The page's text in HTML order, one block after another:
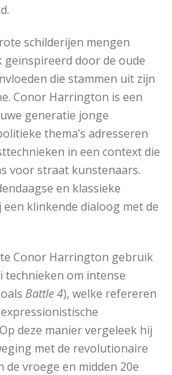
schilderijen mengen
door de oude
die stammen uit zijn
Conor Harrington is een
generatie jonge
thema’s adresseren
in een context die
voor straat kunstenaars.
en klassieke
klinkende dialoog met de
Conor Harrington gebruik
om intense
Battle 4), welke refereren
deze manier vergeleek hij
met de revolutionaire
vroege en midden 20e